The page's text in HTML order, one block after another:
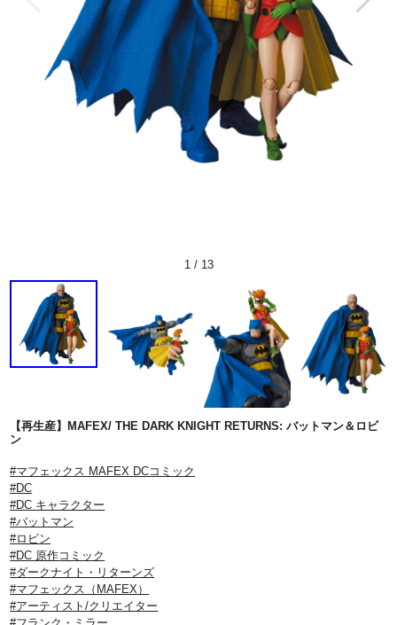
1 / 13
【再生産】MAFEX/ THE DARK KNIGHT RETURNS: バットマン＆ロビ
ン
#マフェックス MAFEX DCコミック
#DC
#DC キャラクター
#バットマン
#ロビン
#DC 原作コミック
#ダークナイト・リターンズ
#マフェックス（MAFEX）
#アーティスト/クリエイター